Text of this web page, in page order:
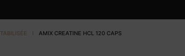
I AMIX CREATINE HCL 120 CAPS